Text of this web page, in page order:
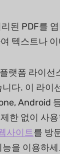
리된 PDF를
텍스트나
랫폼 라이선
다. 이 라이
Android
한 없이 사
사이트를 방
을 이용하